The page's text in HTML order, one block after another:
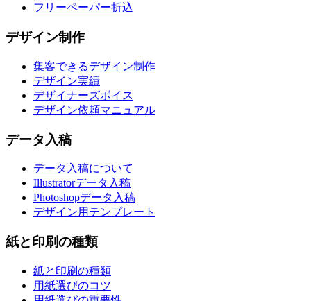
フリーペーパー折込
デザイン制作
集客できるデザイン制作
デザイン実績
デザイナーズボイス
デザイン依頼マニュアル
データ入稿
データ入稿について
Illustratorデータ入稿
Photoshopデータ入稿
デザイン用テンプレート
紙と印刷の種類
紙と印刷の種類
用紙選びのコツ